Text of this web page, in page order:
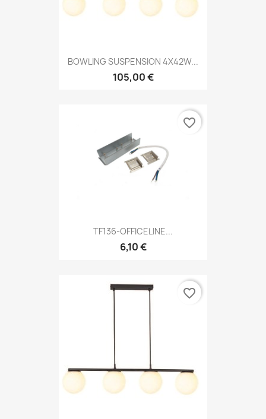
BOWLING SUSPENSION 4X42W...
105,00 €
TF136-OFFICELINE...
6,10 €
favorite_border
favorite_border